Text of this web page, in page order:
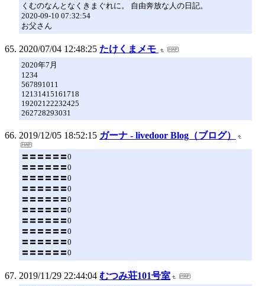
くむのなんとなくきまぐれに。 自由奔放な人の日記。
2020-09-10 07:32:54
お父さん
2020/07/04 12:48:25 たけくまメモ
2020年7月
1234
567891011
12131415161718
19202122232425
262728293031
2019/12/05 18:52:15 ガーナ - livedoor Blog（ブログ）
〓〓〓〓〓〓0
〓〓〓〓〓〓0
〓〓〓〓〓〓0
〓〓〓〓〓〓0
〓〓〓〓〓〓0
〓〓〓〓〓〓0
〓〓〓〓〓〓0
〓〓〓〓〓〓0
〓〓〓〓〓〓0
〓〓〓〓〓〓0
2019/11/29 22:44:04 むつみ荘101号室